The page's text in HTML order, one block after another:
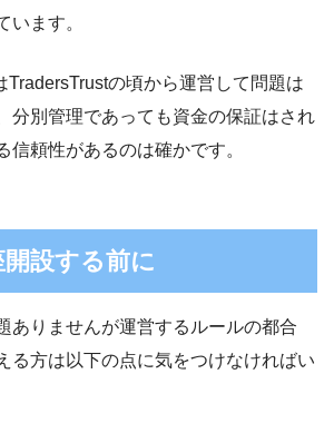
います。
TradersTrustの頃から運営して問題は
分別管理であっても資金の保証はされ
信頼性があるのは確かです。
設する前に
ありませんが運営するルールの都合
る方は以下の点に気をつけなければい